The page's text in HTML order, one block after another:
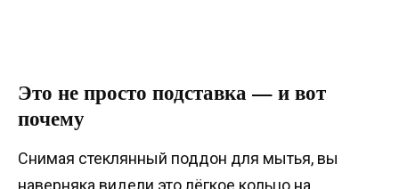
Это не просто подставка — и вот
почему
Снимая стеклянный поддон для мытья, вы
наверняка видели это лёгкое кольцо на